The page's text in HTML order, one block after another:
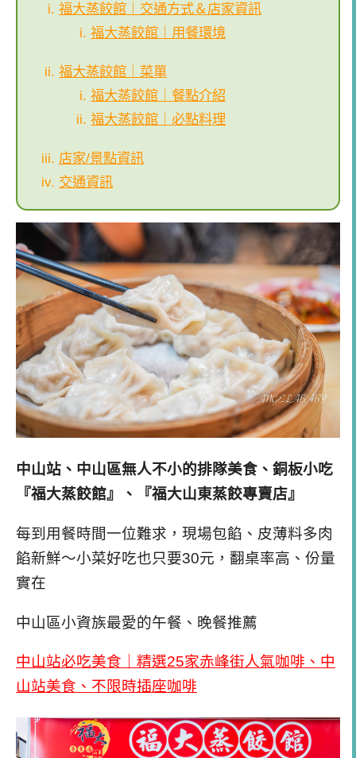
福大蒸餃館｜交通方式＆店家資訊
福大蒸餃館｜用餐環境
福大蒸餃館｜菜單
福大蒸餃館｜餐點介紹
福大蒸餃館｜必點料理
店家/景點資訊
交通資訊
中山站、中山區無人不小的排隊美食、銅板小吃
『福大蒸餃館』、『福大山東蒸餃專賣店』
每到用餐時間一位難求，現場包餡、皮薄料多肉
餡新鮮～小菜好吃也只要30元，翻桌率高、份量
實在
中山區小資族最愛的午餐、晚餐推薦
中山站必吃美食｜精選25家赤峰街人氣咖啡、中
山站美食、不限時插座咖啡